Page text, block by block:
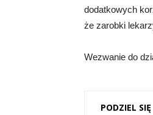
dodatkowych
że zarobki
Wezwanie do
PODZIEL SIĘ